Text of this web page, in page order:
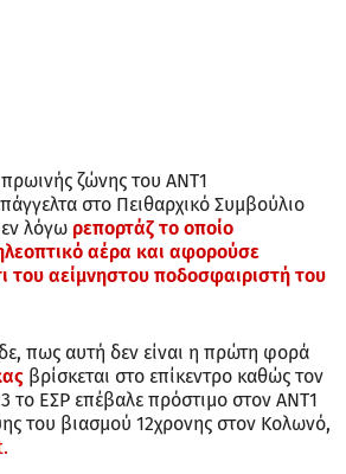
ζώνης του ΑΝΤ1
στο Πειθαρχικό Συμβούλιο
λόγω ρεπορτάζ το οποίο
αέρα και αφορούσε
του αείμνηστου ποδοσφαιριστή του
δε, πως αυτή δεν είναι η πρώτη φορά
βρίσκεται στο επίκεντρο καθώς τον
το ΕΣΡ επέβαλε πρόστιμο στον ΑΝΤ1
του βιασμού 12χρονης στον Κολωνό,